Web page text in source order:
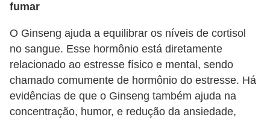
fumar
O Ginseng ajuda a equilibrar os níveis de cortisol
no sangue. Esse hormônio está diretamente
relacionado ao estresse físico e mental, sendo
chamado comumente de hormônio do estresse. Há
evidências de que o Ginseng também ajuda na
concentração, humor, e redução da ansiedade,